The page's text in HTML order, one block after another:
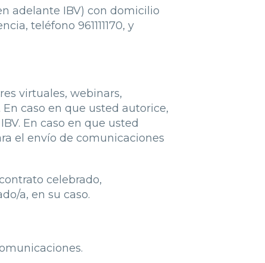
adelante IBV) con domicilio
teléfono 961111170, y
virtuales, webinars,
caso en que usted autorice,
En caso en que usted
el envío de comunicaciones
celebrado,
a, en su caso.